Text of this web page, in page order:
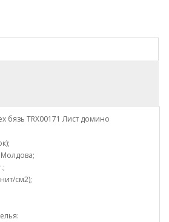
бязь TRX00171 Лист домино
см2);